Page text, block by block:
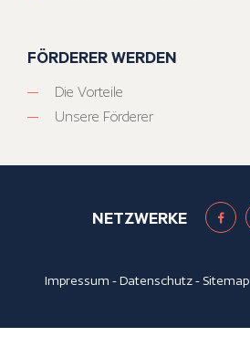
FÖRDERER WERDEN
Die Vorteile
Unsere Förderer
NETZWERKE
Impressum -Datenschutz- Sitemap